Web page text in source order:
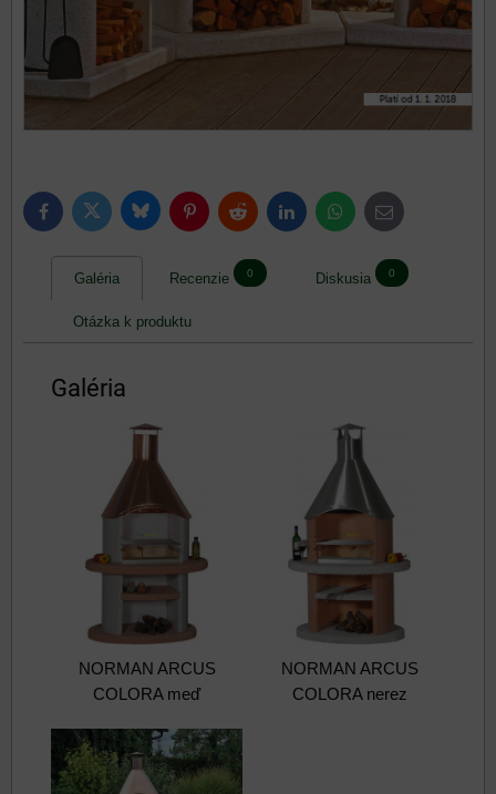
FacebookTwitter BlueskyPinterestReddit LinkedInWhatsApp
E-
mail
Galéria Recenzie 0 Diskusia 0
Otázka k produktu
Galéria
NORMAN ARCUS
COLORA meď
NORMAN ARCUS
COLORA nerez